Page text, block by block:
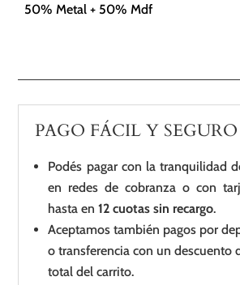
50% Metal + 50% Mdf
PAGO FÁCIL Y SEGURO
Podés pagar con la tranquilidad
en redes de cobranza o con
hasta en12 cuotas sin recargo.
Aceptamos también pagos por
o transferencia con un descuento
total del carrito.